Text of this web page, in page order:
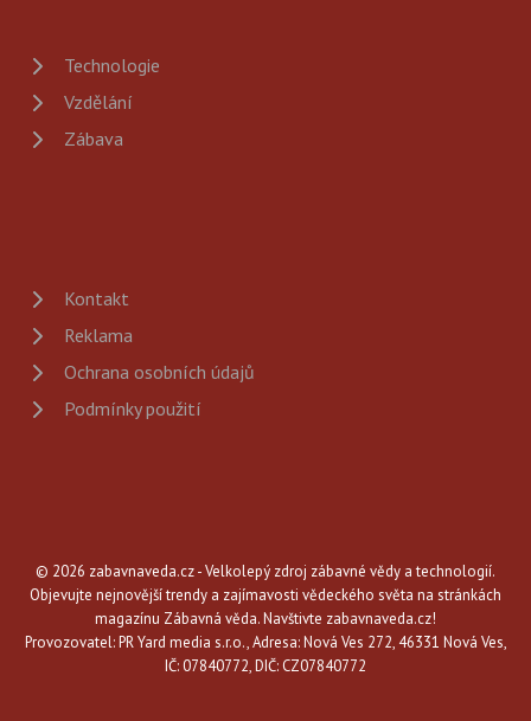
Technologie
Vzdělání
Zábava
Kontakt
Reklama
Ochrana osobních údajů
Podmínky použití
© 2026 zabavnaveda.cz - Velkolepý zdroj zábavné vědy a technologií.
Objevujte nejnovější trendy a zajímavosti vědeckého světa na stránkách
magazínu Zábavná věda. Navštivte zabavnaveda.cz!
Provozovatel: PR Yard media s.r.o., Adresa: Nová Ves 272, 46331 Nová Ves,
IČ: 07840772, DIČ: CZ07840772